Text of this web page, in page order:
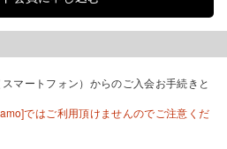
マートフォン）からのご入会お手続きと
ではご利用頂けませんのでご注意くだ